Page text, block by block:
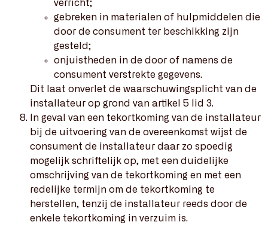
verricht;
gebreken in materialen of hulpmiddelen die
door de consument ter beschikking zijn
gesteld;
onjuistheden in de door of namens de
consument verstrekte gegevens.
Dit laat onverlet de waarschuwingsplicht van de
installateur op grond van artikel 5 lid 3.
In geval van een tekortkoming van de installateur
bij de uitvoering van de overeenkomst wijst de
consument de installateur daar zo spoedig
mogelijk schriftelijk op, met een duidelijke
omschrijving van de tekortkoming en met een
redelijke termijn om de tekortkoming te
herstellen, tenzij de installateur reeds door de
enkele tekortkoming in verzuim is.